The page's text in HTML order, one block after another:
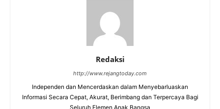
Redaksi
http://www.rejangtoday.com
Independen dan Mencerdaskan dalam Menyebarluaskan
Informasi Secara Cepat, Akurat, Berimbang dan Terpercaya Bagi
Seluruh Elemen Anak Bangsa